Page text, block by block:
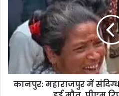
कानपुर: महाराजपुर में संदिग्ध